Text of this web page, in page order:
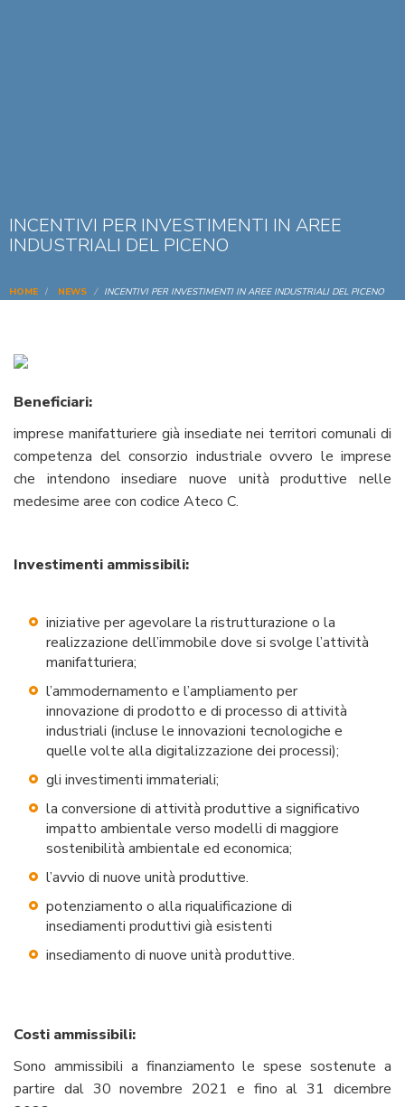
INCENTIVI PER INVESTIMENTI IN AREE
INDUSTRIALI DEL PICENO
HOME NEWS INCENTIVI PER INVESTIMENTI IN AREE INDUSTRIALI DEL PICENO
Beneficiari:
imprese manifatturiere già insediate nei territori comunali di
competenza del consorzio industriale ovvero le imprese
che intendono insediare nuove unità produttive nelle
medesime aree con codice Ateco C.
Investimenti ammissibili:
iniziative per agevolare la ristrutturazione o la
realizzazione dell’immobile dove si svolge l’attività
manifatturiera;
l’ammodernamento e l’ampliamento per
innovazione di prodotto e di processo di attività
industriali (incluse le innovazioni tecnologiche e
quelle volte alla digitalizzazione dei processi);
gli investimenti immateriali;
la conversione di attività produttive a significativo
impatto ambientale verso modelli di maggiore
sostenibilità ambientale ed economica;
l’avvio di nuove unità produttive.
potenziamento o alla riqualificazione di
insediamenti produttivi già esistenti
insediamento di nuove unità produttive.
Costi ammissibili:
Sono ammissibili a finanziamento le spese sostenute a
partire dal 30 novembre 2021 e fino al 31 dicembre